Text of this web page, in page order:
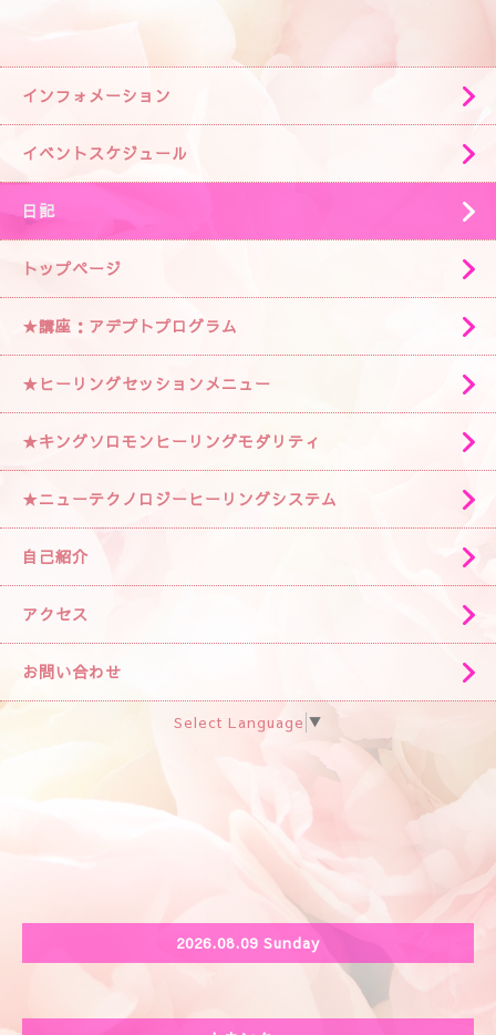
インフォメーション
イベントスケジュール
日記
トップページ
★講座：アデプトプログラム
★ヒーリングセッションメニュー
★キングソロモンヒーリングモダリティ
★ニューテクノロジーヒーリングシステム
自己紹介
アクセス
お問い合わせ
Select Language ▼
2026.08.09 Sunday